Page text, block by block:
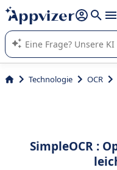
beantworten (mehrere
Die KI von Appvizer führt
von SaaS-Software in
Technologie OCR
SimpleOCR :